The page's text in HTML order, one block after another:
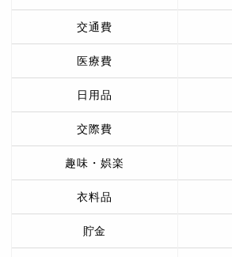
交通費
医療費
日用品
交際費
趣味・娯楽
衣料品
貯金